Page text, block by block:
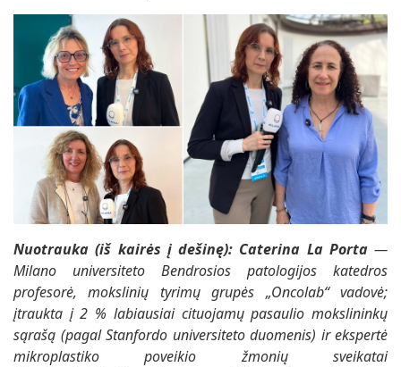
Nuotrauka (iš kairės į dešinę): Caterina La Porta —
Milano universiteto Bendrosios patologijos katedros
profesorė, mokslinių tyrimų grupės „Oncolab“ vadovė;
įtraukta į 2 % labiausiai cituojamų pasaulio mokslininkų
sąrašą (pagal Stanfordo universiteto duomenis) ir ekspertė
mikroplastiko poveikio žmonių sveikatai